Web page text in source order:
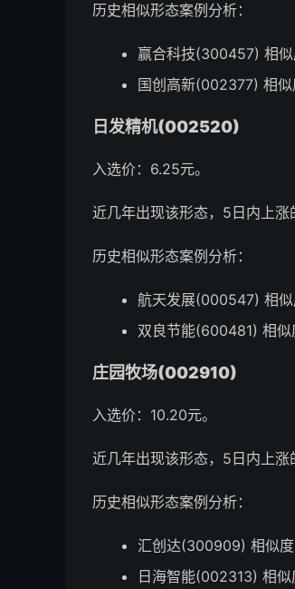
历史相似形态案例分析：
赢合科技(300457) 相
国创高新(002377) 相
日发精机(002520)
入选价：6.25元。
近几年出现该形态，5日内上涨
历史相似形态案例分析：
航天发展(000547) 相似
双良节能(600481) 相似
庄园牧场(002910)
入选价：10.20元。
近几年出现该形态，5日内上涨
历史相似形态案例分析：
汇创达(300909) 相似
日海智能(002313) 相